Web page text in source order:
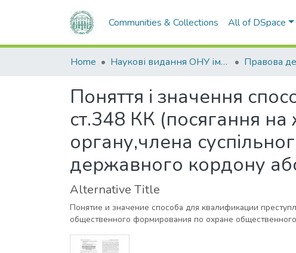
Communities & Collections All of DSpace
Home Наукові видання ОНУ імені І. І. Мечникова Правова
Поняття і значення
ст.348 КК (посягання
органу,члена
державного кордону
Alternative Title
Понятие и значение способа для квалификации
общественного формирования по охране